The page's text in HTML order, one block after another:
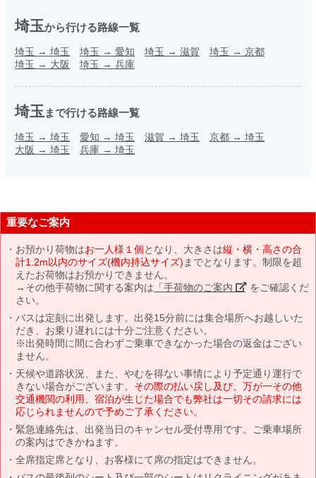
埼玉から行ける路線一覧
埼玉 → 埼玉 埼玉 → 愛知 埼玉 → 滋賀 埼玉 → 京都
埼玉 → 大阪 埼玉 → 兵庫
埼玉 まで行ける路線一覧
埼玉 → 埼玉 愛知 → 埼玉 滋賀 → 埼玉 京都 → 埼玉
大阪 → 埼玉 兵庫 → 埼玉
重要なご案内
お預かり荷物はお一人様１個となり、大きさは縦・横・高さの合
計1.2m以内のサイズ(機内持込サイズ) までとなります。制限を超
えたお荷物はお預かりできません。
→その他手荷物に関する案内は 「手荷物のご案内」 をご確認くだ
さい。
バスは定刻に出発します。出発15分前には集合場所へお越しいた
だき、お乗り遅れには十分ご注意ください。
※出発時間に間に合わずご乗車できなかった場合の返金はござい
ません。
天候や道路状況、また、やむを得ない事情により予定通り運行で
きない場合がございます。 その際の払い戻し及び、万が一その他
交通機関の利用、宿泊が生じた場合でも弊社は一切その請求には
応じられませんので予めご了承ください。
緊急連絡先は、出発当日のキャンセル受付専用です。ご乗車場所
の案内はできかねます。
全席指定席となり、お客様にて席の指定はできません。